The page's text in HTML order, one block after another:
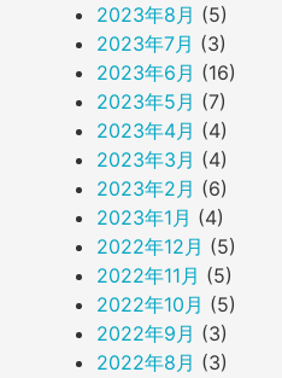
2023年8月 (5)
2023年7月 (3)
2023年6月 (16)
2023年5月 (7)
2023年4月 (4)
2023年3月 (4)
2023年2月 (6)
2023年1月 (4)
2022年12月 (5)
2022年11月 (5)
2022年10月 (5)
2022年9月 (3)
2022年8月 (3)